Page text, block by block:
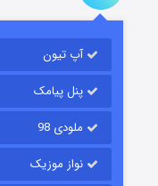
آپ تیون
پنل پیامک
ملودی 98
نواز موزیک